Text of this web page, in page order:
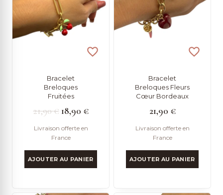
Bracelet
Breloques
Fruitées
21,90€Le
prix
initial
était :
21,90 €.
18,90 €Le
est :
18,90 €.
Livraison offerte en
France
AJOUTER AU PANIER
Bracelet
Breloques Fleurs
Cœur Bordeaux
21,90 €
Livraison offerte en
France
AJOUTER AU PANIER